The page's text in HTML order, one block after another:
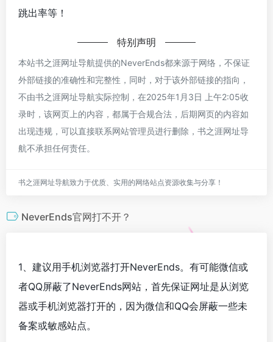
跳出率等！
特别声明
本站书之涯网址导航提供的NeverEnds都来源于网络，不保证
外部链接的准确性和完整性，同时，对于该外部链接的指向，
不由书之涯网址导航实际控制，在2025年1月3日 上午2:05收
录时，该网页上的内容，都属于合规合法，后期网页的内容如
出现违规，可以直接联系网站管理员进行删除，书之涯网址导
航不承担任何责任。
书之涯网址导航致力于优质、实用的网络站点资源收集与分享！
NeverEnds官网打不开？
1、建议用手机浏览器打开NeverEnds。有可能微信或
者QQ屏蔽了NeverEnds网站，首先保证网址是从浏览
器或手机浏览器打开的，因为微信和QQ会屏蔽一些未
备案或敏感站点。